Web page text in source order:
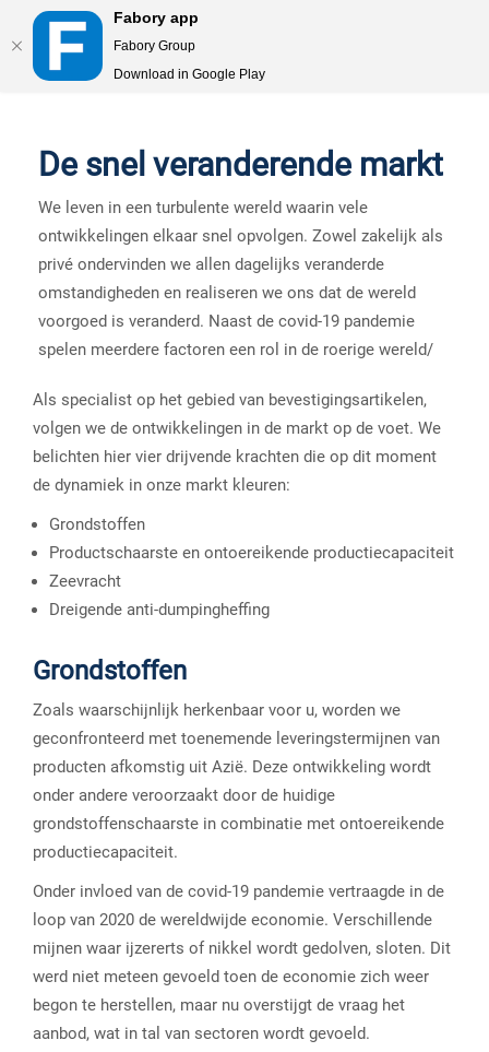
Fabory app
Fabory Group
Download in Google Play
De snel veranderende markt
We leven in een turbulente wereld waarin vele
ontwikkelingen elkaar snel opvolgen. Zowel zakelijk als
privé ondervinden we allen dagelijks veranderde
omstandigheden en realiseren we ons dat de wereld
voorgoed is veranderd. Naast de covid-19 pandemie
spelen meerdere factoren een rol in de roerige wereld/
Als specialist op het gebied van bevestigingsartikelen,
volgen we de ontwikkelingen in de markt op de voet. We
belichten hier vier drijvende krachten die op dit moment
de dynamiek in onze markt kleuren:
Grondstoffen
Productschaarste en ontoereikende productiecapaciteit
Zeevracht
Dreigende anti-dumpingheffing
Grondstoffen
Zoals waarschijnlijk herkenbaar voor u, worden we
geconfronteerd met toenemende leveringstermijnen van
producten afkomstig uit Azië. Deze ontwikkeling wordt
onder andere veroorzaakt door de huidige
grondstoffenschaarste in combinatie met ontoereikende
productiecapaciteit.
Onder invloed van de covid-19 pandemie vertraagde in de
loop van 2020 de wereldwijde economie. Verschillende
mijnen waar ijzererts of nikkel wordt gedolven, sloten. Dit
werd niet meteen gevoeld toen de economie zich weer
begon te herstellen, maar nu overstijgt de vraag het
aanbod, wat in tal van sectoren wordt gevoeld.